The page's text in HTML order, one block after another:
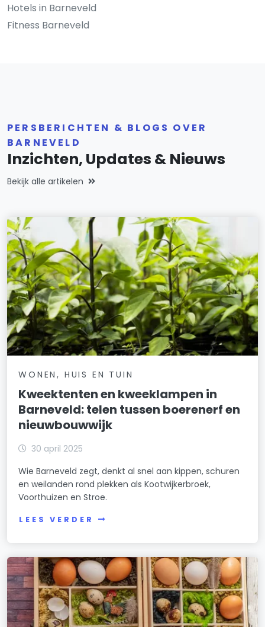
Hotels in Barneveld
Fitness Barneveld
PERSBERICHTEN & BLOGS OVER
BARNEVELD
Inzichten, Updates & Nieuws
Bekijk alle artikelen
WONEN, HUIS EN TUIN
Kweektenten en kweeklampen in
Barneveld: telen tussen boerenerf en
nieuwbouwwijk
30 april 2025
Wie Barneveld zegt, denkt al snel aan kippen, schuren
en weilanden rond plekken als Kootwijkerbroek,
Voorthuizen en Stroe.
LEES VERDER